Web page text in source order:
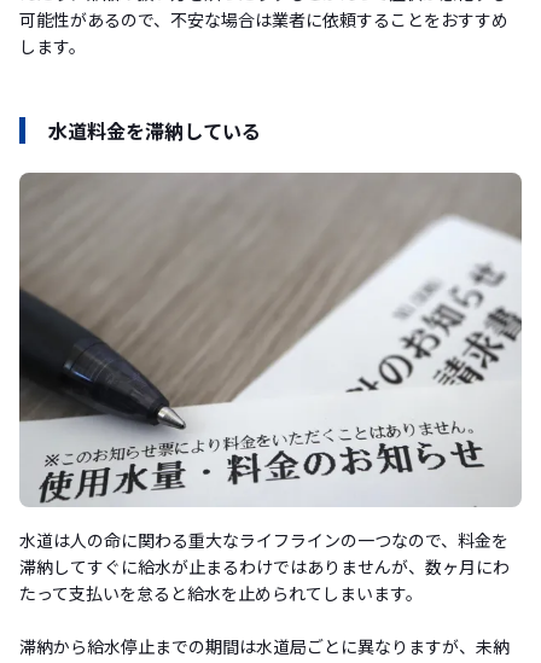
可能性があるので、不安な場合は業者に依頼することをおすすめ
します。
水道料金を滞納している
水道は人の命に関わる重大なライフラインの一つなので、料金を
滞納してすぐに給水が止まるわけではありませんが、数ヶ月にわ
たって支払いを怠ると給水を止められてしまいます。
滞納から給水停止までの期間は水道局ごとに異なりますが、未納